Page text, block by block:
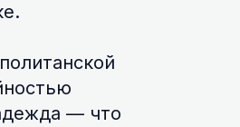
— что